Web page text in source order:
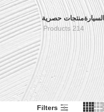
منتجات حصرية
214 Products
Filters